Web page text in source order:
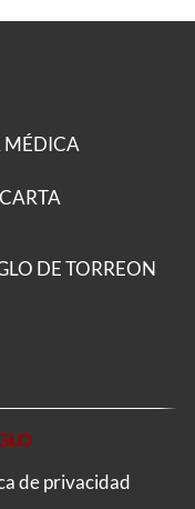
MÉDICA
DE TORREON
de privacidad